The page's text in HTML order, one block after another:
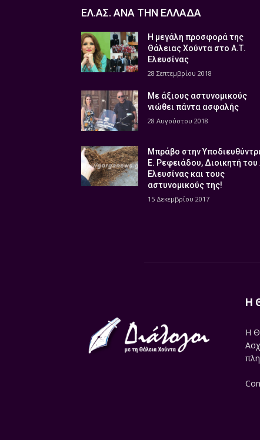
ΕΛ.ΑΣ. ΑΝΑ ΤΗΝ ΕΛΛΑΔΑ
Η μεγάλη προσφορά της
Θάλειας Χούντα στο Α.Τ.
Ελευσίνας
28 Σεπτεμβρίου 2018
Με άξιους αστυνομικούς
νιώθει πάντα ασφαλής
28 Αυγούστου 2018
Μπράβο στην
Ε. Ρεφειάδου, Διοικητή του
Ελευσίνας και τους
αστυνομικούς της!
15 Δεκεμβρίου 2017
Η
Η